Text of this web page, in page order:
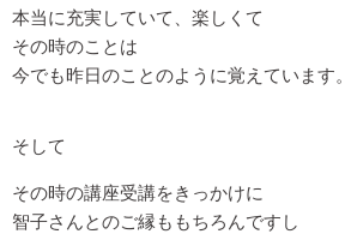
本当に充実していて、楽しくて
その時のことは
今でも昨日のことのように覚えています。
そして
その時の講座受講をきっかけに
智子さんとのご縁ももちろんですし